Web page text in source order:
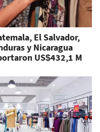
El Salvador,
y Nicaragua
US$432,1 M